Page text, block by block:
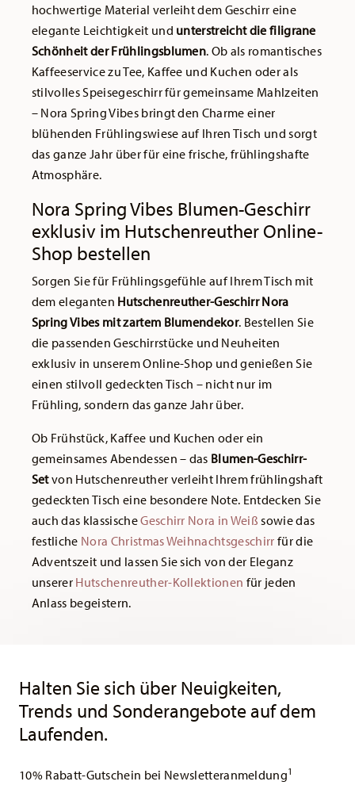
hochwertige Material verleiht dem Geschirr eine
elegante Leichtigkeit und unterstreicht die filigrane
Schönheit der Frühlingsblumen. Ob als romantisches
Kaffeeservice zu Tee, Kaffee und Kuchen oder als
stilvolles Speisegeschirr für gemeinsame Mahlzeiten
– Nora Spring Vibes bringt den Charme einer
blühenden Frühlingswiese auf Ihren Tisch und sorgt
das ganze Jahr über für eine frische, frühlingshafte
Atmosphäre.
Nora Spring Vibes Blumen-Geschirr
exklusiv im Hutschenreuther Online-
Shop bestellen
Sorgen Sie für Frühlingsgefühle auf Ihrem Tisch mit
dem eleganten Hutschenreuther-Geschirr Nora
Spring Vibes mit zartem Blumendekor. Bestellen Sie
die passenden Geschirrstücke und Neuheiten
exklusiv in unserem Online-Shop und genießen Sie
einen stilvoll gedeckten Tisch – nicht nur im
Frühling, sondern das ganze Jahr über.
Ob Frühstück, Kaffee und Kuchen oder ein
gemeinsames Abendessen – das Blumen-Geschirr-
Setvon Hutschenreuther verleiht Ihrem frühlingshaft
gedeckten Tisch eine besondere Note. Entdecken Sie
auch das klassischeGeschirr Nora in Weiß sowie das
festliche Nora Christmas Weihnachtsgeschirr für die
Adventszeit und lassen Sie sich von der Eleganz
unserer Hutschenreuther-Kollektionen für jeden
Anlass begeistern.
Halten Sie sich über Neuigkeiten,
Trends und Sonderangebote auf dem
Laufenden.
10% Rabatt-Gutschein bei Newsletteranmeldung1